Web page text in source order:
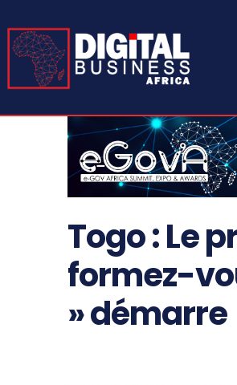
Togo : Le
formez-
» démarre